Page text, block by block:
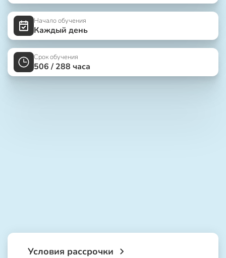
Начало обучения
Каждый день
Срок обучения
506 / 288 часа
Условия рассрочки